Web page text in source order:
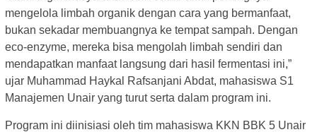
mengelola limbah organik dengan cara yang bermanfaat,
bukan sekadar membuangnya ke tempat sampah. Dengan
eco-enzyme, mereka bisa mengolah limbah sendiri dan
mendapatkan manfaat langsung dari hasil fermentasi ini,”
ujar Muhammad Haykal Rafsanjani Abdat, mahasiswa S1
Manajemen Unair yang turut serta dalam program ini.
Program ini diinisiasi oleh tim mahasiswa KKN BBK 5 Unair